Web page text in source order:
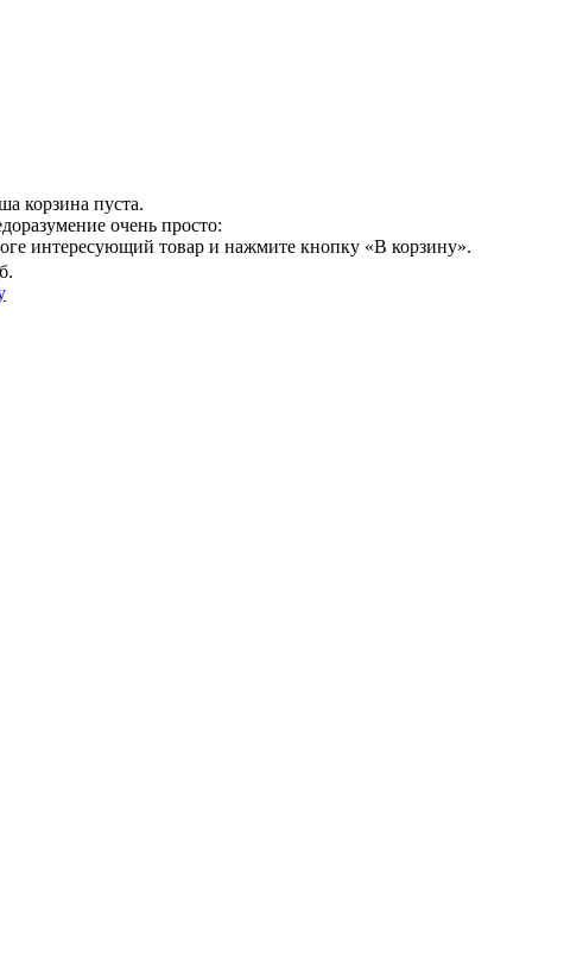
корзина пуста.
очень просто:
интересующий товар и нажмите кнопку «В корзину».